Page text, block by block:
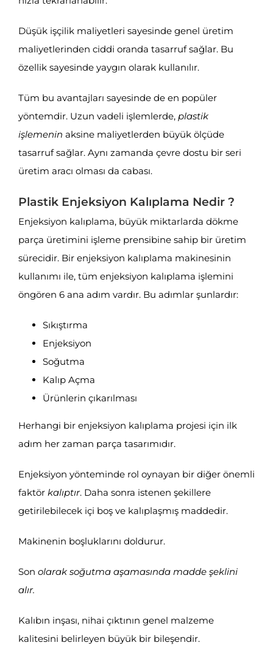
Düşük işçilik maliyetleri sayesinde genel üretim
maliyetlerinden ciddi oranda tasarruf sağlar. Bu
özellik sayesinde yaygın olarak kullanılır.
Tüm bu avantajları sayesinde de en popüler
yöntemdir. Uzun vadeli işlemlerde, plastik
işlemenin aksine maliyetlerden büyük ölçüde
tasarruf sağlar. Aynı zamanda çevre dostu bir seri
üretim aracı olması da cabası.
Plastik Enjeksiyon Kalıplama Nedir ?
Enjeksiyon kalıplama, büyük miktarlarda dökme
parça üretimini işleme prensibine sahip bir üretim
sürecidir. Bir enjeksiyon kalıplama makinesinin
kullanımı ile, tüm enjeksiyon kalıplama işlemini
öngören 6 ana adım vardır. Bu adımlar şunlardır:
Sıkıştırma
Enjeksiyon
Soğutma
Kalıp Açma
Ürünlerin çıkarılması
Herhangi bir enjeksiyon kalıplama projesi için ilk
adım her zaman parça tasarımıdır.
Enjeksiyon yönteminde rol oynayan bir diğer önemli
faktör kalıptır. Daha sonra istenen şekillere
getirilebilecek içi boş ve kalıplaşmış maddedir.
Makinenin boşluklarını doldurur.
Son olarak soğutma aşamasında madde şeklini
alır.
Kalıbın inşası, nihai çıktının genel malzeme
kalitesini belirleyen büyük bir bileşendir.